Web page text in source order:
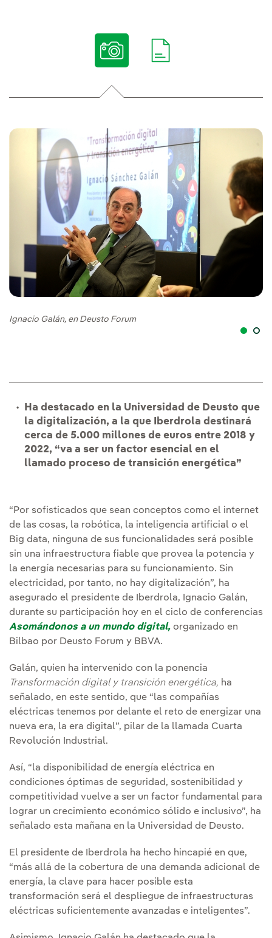
Ignacio Galán, en Deusto Forum
Ha destacado en la Universidad de Deusto que
la digitalización, a la que Iberdrola destinará
cerca de 5.000 millones de euros entre 2018 y
2022, “va a ser un factor esencial en el
llamado proceso de transición energética”
“Por sofisticados que sean conceptos como el internet
de las cosas, la robótica, la inteligencia artificial o el
Big data, ninguna de sus funcionalidades será posible
sin una infraestructura fiable que provea la potencia y
la energía necesarias para su funcionamiento. Sin
electricidad, por tanto, no hay digitalización”, ha
asegurado el presidente de Iberdrola, Ignacio Galán,
durante su participación hoy en el ciclo de conferencias
Asomándonos a un mundo digital, organizado en
Bilbao por Deusto Forum y BBVA.
Galán, quien ha intervenido con la ponencia
Transformación digital y transición energética, ha
señalado, en este sentido, que “las compañías
eléctricas tenemos por delante el reto de energizar una
nueva era, la era digital”, pilar de la llamada Cuarta
Revolución Industrial.
Así, “la disponibilidad de energía eléctrica en
condiciones óptimas de seguridad, sostenibilidad y
competitividad vuelve a ser un factor fundamental para
lograr un crecimiento económico sólido e inclusivo”, ha
señalado esta mañana en la Universidad de Deusto.
El presidente de Iberdrola ha hecho hincapié en que,
“más allá de la cobertura de una demanda adicional de
energía, la clave para hacer posible esta
transformación será el despliegue de infraestructuras
eléctricas suficientemente avanzadas e inteligentes”.